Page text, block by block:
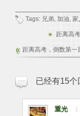
Tags: 兄弟, 加油, 家
距离高
距离高考，倒数第一
已经有15个
重光 (